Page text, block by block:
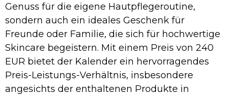
Genuss für die eigene Hautpflegeroutine,
sondern auch ein ideales Geschenk für
Freunde oder Familie, die sich für hochwertige
Skincare begeistern. Mit einem Preis von 240
EUR bietet der Kalender ein hervorragendes
Preis-Leistungs-Verhältnis, insbesondere
angesichts der enthaltenen Produkte in